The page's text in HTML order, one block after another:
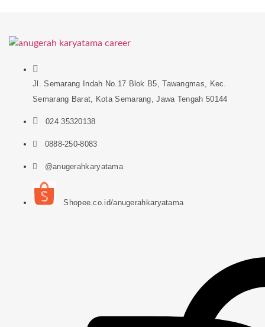
Jl. Semarang Indah No.17 Blok B5, Tawangmas, Kec.
Semarang Barat, Kota Semarang, Jawa Tengah 50144
024 35320138
0888-250-8083
@anugerahkaryatama
Shopee.co.id/anugerahkaryatama